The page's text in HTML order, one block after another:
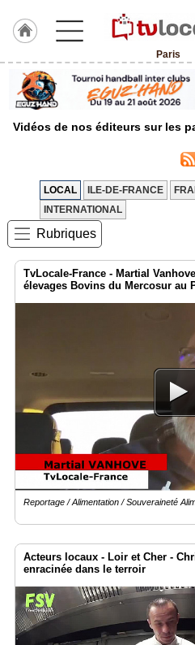
Paris
J'adhère
Hulcoq
ACCUEIL
TvLocale
Accueil
RUBRIQUES
Agenda
Prémium
Inscription
annuaire
Accès
éditeur
Vidéos de nos éditeurs sur les
LOCAL ILE-DE-FRANCE
INTERNATIONAL
Rubriques
TvLocale-France - Martial
élevages Bovins du Mercosur au
Reportage / Alimentation / Souveraineté
Acteurs locaux - Loir et Cher -
enracinée dans le terroir